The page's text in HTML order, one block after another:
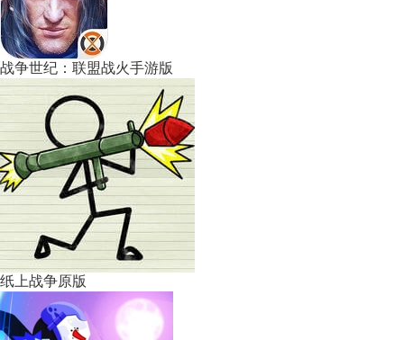
战争世纪：联盟战火手游版
纸上战争原版